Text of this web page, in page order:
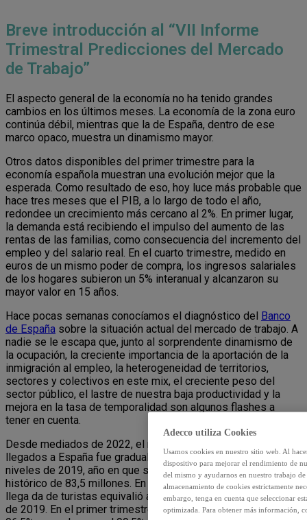
Breve introducción al “VII Informe
Trimestral Predicciones del Mercado
de Trabajo”
El aspecto general de la economía no ha tenido grandes
cambios en los últimos meses. La economía de la zona euro
continúa débil, mientras que la de España, dentro de ese
marco opaco, muestra un dinamismo mayor.
Otros datos disponibles del primer trimestre para la
economía española muestran una evolución mejor que la
esperada. Como resultado de eso, hoy luce más probable que
hace tres meses que el PIB, a lo largo de todo el año,
redondee un crecimiento más cercano al 2%. En primer lugar,
la demanda está recibiendo el impulso del aumento de las
rentas de las familias, como consecuencia del incremento del
empleo y del salario real. En el cuarto trimestre, medido en
euros de un mismo poder de compra, los ingresos salariales
de los hogares subieron un 5% interanual y alcanzaron su
mayor valor en 15 años.
Hace pocas semanas conocíamos el diagnóstico del Banco
de España sobre la situación actual del mercado de trabajo. A
nadie se le escapa que, junto al sorprendente dinamismo de
la ocupación, la creciente importancia de la aportación de la
inmigración al empleo, la heterogeneidad de territorios,
sectores y colectivos en este mix, el creciente peso del
sector público, el lastre de nuestra baja productividad y la
mejora en la tasa de temporalidad son algunos flashes a
tener en cuenta.
Desde mediados de 2022, el número de turistas extranjeros
llegados a España fue gradualmente aproximándose a los
niveles de 2019, año en que se había alcanzado un récord
histórico de 83,5 millones. En el tercer trimestre de 2022, la
llega da de turistas equivalió al 89% de la del mismo período
de 2019. En el primer trimestre de 2023, la misma llegó al
Adecco utiliza Cookies
Usamos cookies en nuestro sitio web. Al
dispositivo para mejorar el rendimiento de
del mismo y ayudarnos en nuestro trabajo
almacenamiento de cookies estrictamente
embargo, tenga en cuenta que seleccionar
optimizada. Para obtener más información,